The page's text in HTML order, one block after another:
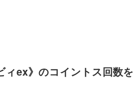
ィex》のコイントス回数を